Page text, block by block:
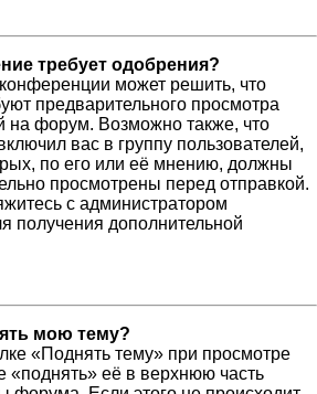
требует одобрения?
может решить, что
предварительного просмотра
на форум. Возможно также, что
вас в группу пользователей,
по его или её мнению, должны
просмотрены перед отправкой.
с администратором
получения дополнительной
мою тему?
«Поднять тему» при просмотре
её в верхнюю часть